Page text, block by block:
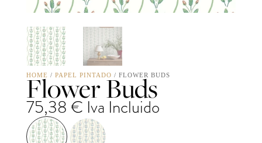
HOME / PAPEL PINTADO / FLOWER BUDS
Flower Buds
75,38 € Iva Incluido